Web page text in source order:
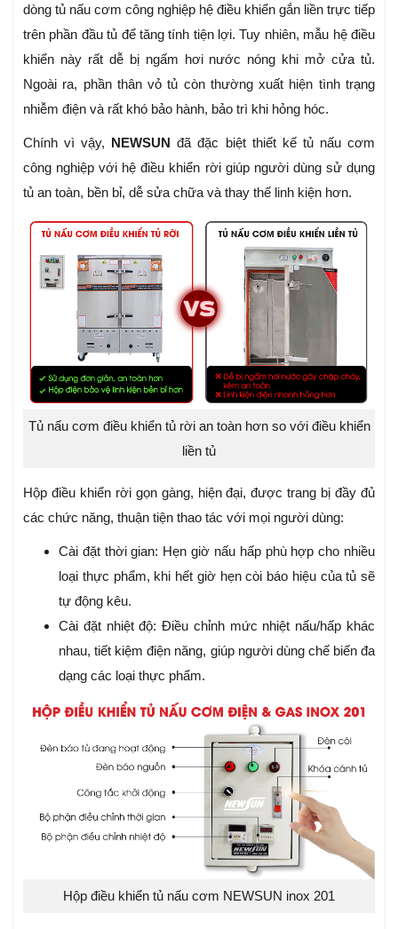
dòng tủ nấu cơm công nghiệp hệ điều khiển gắn liền trực tiếp
trên phần đầu tủ để tăng tính tiện lợi. Tuy nhiên, mẫu hệ điều
khiển này rất dễ bị ngấm hơi nước nóng khi mở cửa tủ.
Ngoài ra, phần thân vỏ tủ còn thường xuất hiện tình trạng
nhiễm điện và rất khó bảo hành, bảo trì khi hỏng hóc.
Chính vì vậy, NEWSUNđã đặc biệt thiết kế tủ nấu cơm
công nghiệp với hệ điều khiển rời giúp người dùng sử dụng
tủ an toàn, bền bỉ, dễ sửa chữa và thay thế linh kiện hơn.
Tủ nấu cơm điều khiển tủ rời an toàn hơn so với điều khiển
liền tủ
Hộp điều khiển rời gọn gàng, hiện đại, được trang bị đầy đủ
các chức năng, thuận tiện thao tác với mọi người dùng:
Cài đặt thời gian: Hẹn giờ nấu hấp phù hợp cho nhiều
loại thực phẩm, khi hết giờ hẹn còi báo hiệu của tủ sẽ
tự động kêu.
Cài đặt nhiệt độ: Điều chỉnh mức nhiệt nấu/hấp khác
nhau, tiết kiệm điện năng, giúp người dùng chế biến đa
dạng các loại thực phẩm.
Hộp điều khiển tủ nấu cơm NEWSUN inox 201